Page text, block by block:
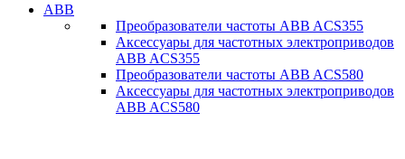
ABB
Преобразователи частоты ABB ACS355
Аксессуары для частотных электроприводов
ABB ACS355
Преобразователи частоты ABB ACS580
Аксессуары для частотных электроприводов
ABB ACS580